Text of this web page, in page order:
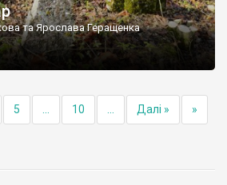
та Ярослава Геращенка
5 10 Далі » »